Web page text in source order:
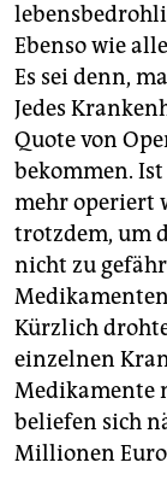
Ebenso wie
Es sei denn,
Jedes
Quote von
bekommen.
mehr operiert
trotzdem, um
nicht zu
Kürzlich
einzelnen
Medikamente
beliefen sich
Millionen